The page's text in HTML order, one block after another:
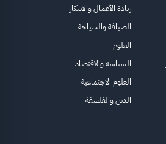
ريادة الأعمال والابتكار
الضيافة والسياحة
العلوم
السياسة والاقتصاد
العلوم الاجتماعية
الدين والفلسفة